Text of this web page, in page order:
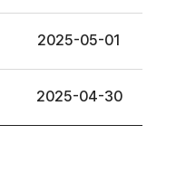
2025-05-01
2025-04-30